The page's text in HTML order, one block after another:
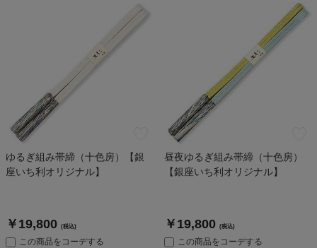
ゆるぎ組み帯締（十色房）【銀
座いち利オリジナル】
￥19,800 (税込)
この商品をコーデする
昼夜ゆるぎ組み帯締（十色房）
【銀座いち利オリジナル】
￥19,800 (税込)
この商品をコーデする